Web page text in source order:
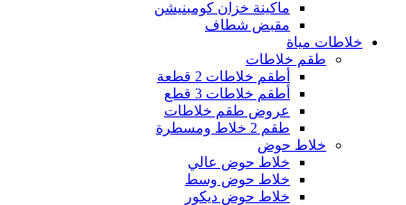
ماكينة خزان كومبنيشن
مقبض شطاف
خلاطات مياة
طقم خلاطات
أطقم خلاطات 2 قطعة
أطقم خلاطات 3 قطع
عروض طقم خلاطات
طقم 2 خلاط ومسطرة
خلاط حوض
خلاط حوض عالي
خلاط حوض وسط
خلاط حوض ديكور